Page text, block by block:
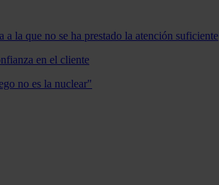
la que no se ha prestado la atención suficiente
en el cliente
no es la nuclear"